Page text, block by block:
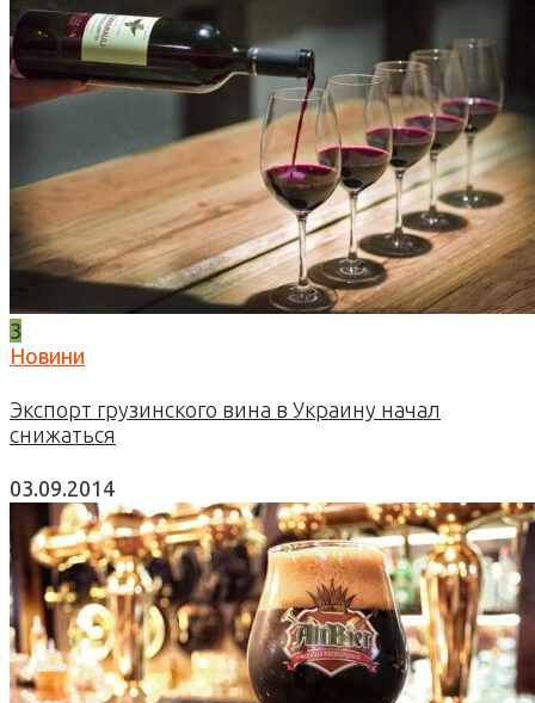
3
Новини
Экспорт грузинского вина в Украину начал
снижаться
03.09.2014